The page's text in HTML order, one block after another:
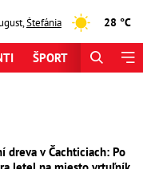
,Štefánia 28 °C
ŠPORT
dreva v Čachticiach: Po